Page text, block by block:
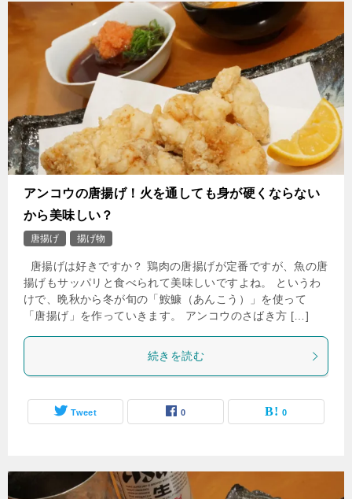
アンコウの唐揚げ！火を通しても身が硬くならない
から美味しい？
唐揚げ 揚げ物
唐揚げは好きですか？ 鶏肉の唐揚げが定番ですが、魚の唐
揚げもサッパリと食べられて美味しいですよね。 というわ
けで、晩秋から冬が旬の「鮟鱇（あんこう）」を使って
「唐揚げ」を作っていきます。 アンコウのさばき方 […]
続きを読む
Tweet 0 0